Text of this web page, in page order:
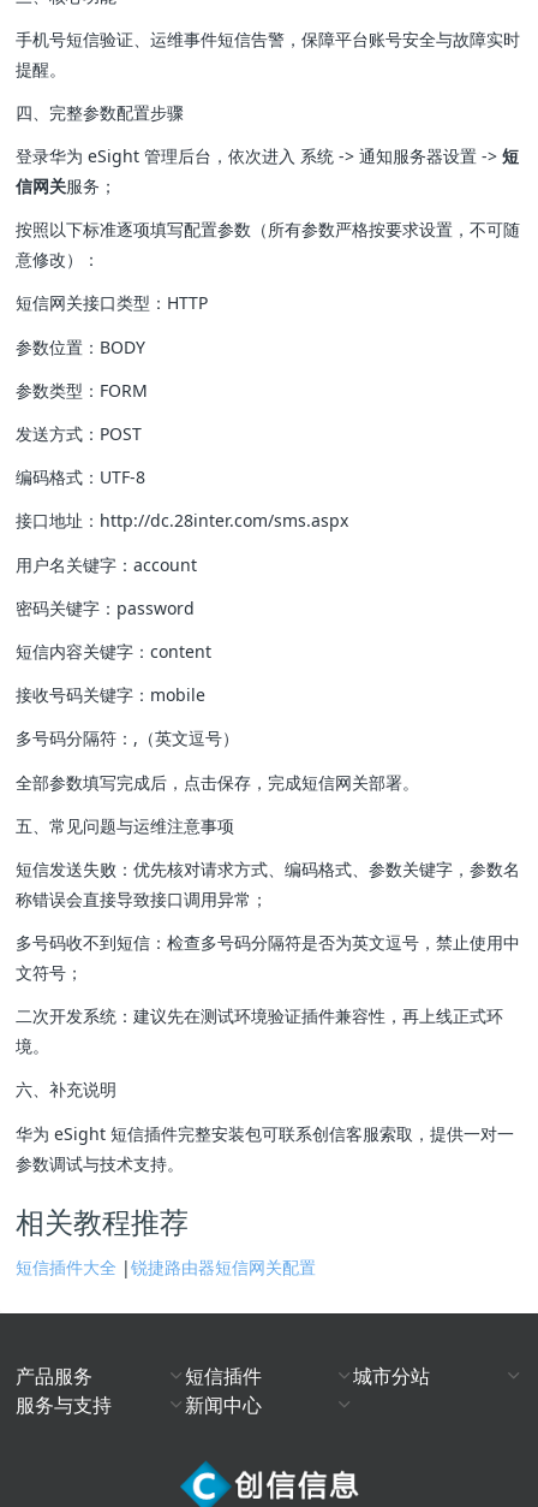
手机号短信验证、运维事件短信告警，保障平台账号安全与故障实时
提醒。
四、完整参数配置步骤
登录华为 eSight 管理后台，依次进入 系统 -> 通知服务器设置 ->短
信网关服务；
按照以下标准逐项填写配置参数（所有参数严格按要求设置，不可随
意修改）：
短信网关接口类型：HTTP
参数位置：BODY
参数类型：FORM
发送方式：POST
编码格式：UTF-8
接口地址：http://dc.28inter.com/sms.aspx
用户名关键字：account
密码关键字：password
短信内容关键字：content
接收号码关键字：mobile
多号码分隔符：,（英文逗号）
全部参数填写完成后，点击保存，完成短信网关部署。
五、常见问题与运维注意事项
短信发送失败：优先核对请求方式、编码格式、参数关键字，参数名
称错误会直接导致接口调用异常；
多号码收不到短信：检查多号码分隔符是否为英文逗号，禁止使用中
文符号；
二次开发系统：建议先在测试环境验证插件兼容性，再上线正式环
境。
六、补充说明
华为 eSight 短信插件完整安装包可联系创信客服索取，提供一对一
参数调试与技术支持。
相关教程推荐
短信插件大全 |锐捷路由器短信网关配置
产品服务 短信插件
城市分站
服务与支持
新闻中心